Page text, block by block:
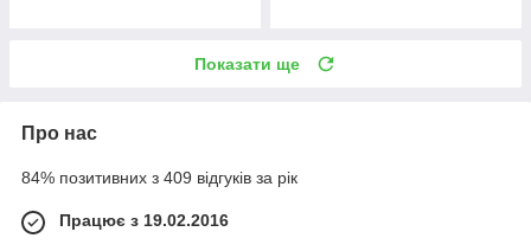
Показати ще
Про нас
84% позитивних з 409 відгуків за рік
Працює з 19.02.2016